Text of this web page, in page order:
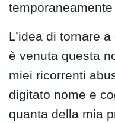
temporaneamente
L’idea di tornare
è venuta questa
miei ricorrenti
digitato nome e
quanta della mia